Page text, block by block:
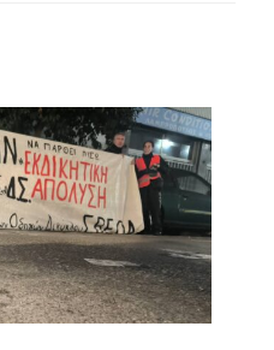
διοικητή της
“Ανεξάρτητης”
Αρχής Επιθεώρησης
Εργασίας Γ.